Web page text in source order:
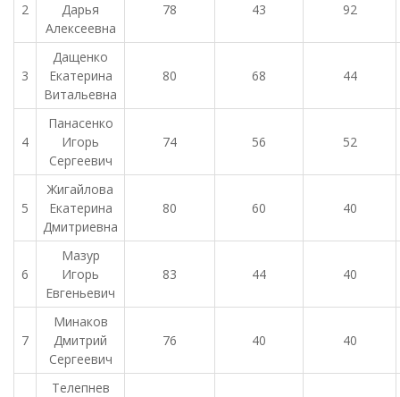
2
Дарья
Алексеевна
78 43 92
3
Дащенко
Екатерина
Витальевна
80 68 44
4
Панасенко
Игорь
Сергеевич
74 56 52
5
Жигайлова
Екатерина
Дмитриевна
80 60 40
6
Мазур
Игорь
Евгеньевич
83 44 40
7
Минаков
Дмитрий
Сергеевич
76 40 40
Телепнев